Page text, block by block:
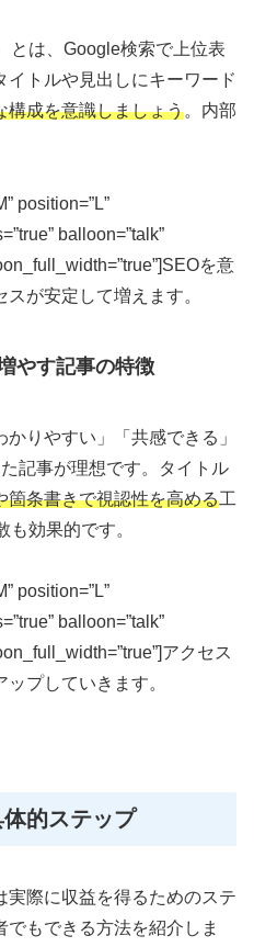
とは、Google検索で上位表
トルや見出しにキーワード
構成を意識しましょう。内部
position=”L”
balloon=”talk”
を意
が安定して増えます。
やす記事の特徴
りやすい」「共感できる」
記事が理想です。タイトル
箇条書きで視認性を高める工
効果的です。
position=”L”
balloon=”talk”
アクセス
プしていきます。
的ステップ
実際に収益を得るためのステ
もできる方法を紹介しま